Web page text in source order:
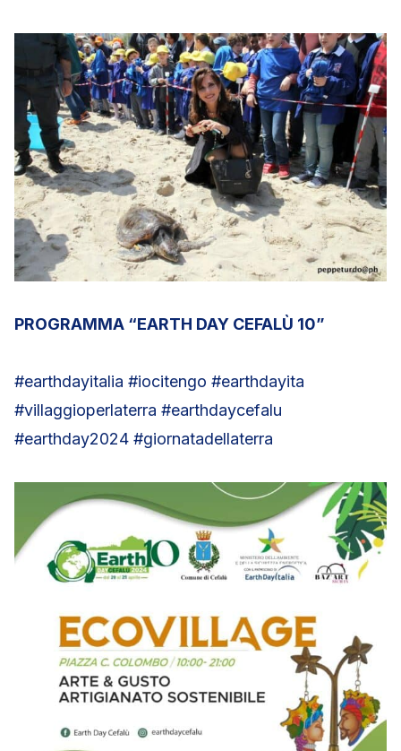
PROGRAMMA “EARTH DAY CEFALÙ 10”
#earthdayitalia #iocitengo #earthdayita
#villaggioperlaterra #earthdaycefalu
#earthday2024 #giornatadellaterra